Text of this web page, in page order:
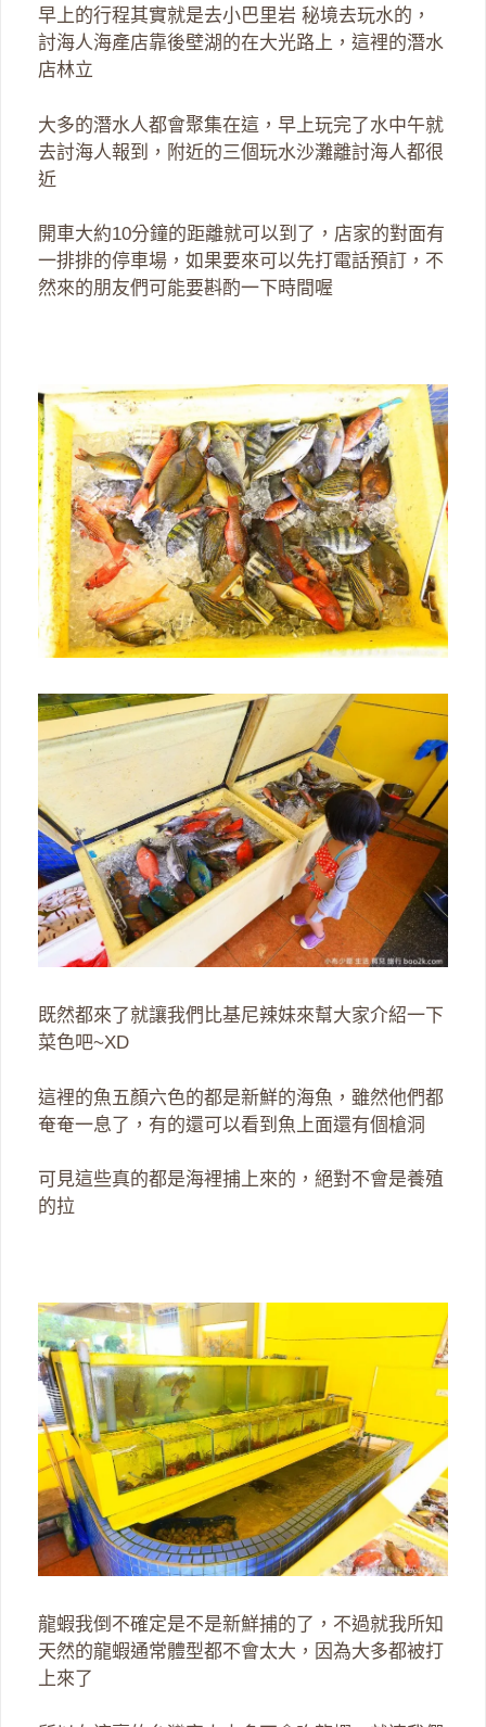
早上的行程其實就是去小巴里岩 秘境去玩水的，
討海人海產店靠後壁湖的在大光路上，這裡的潛水
店林立
大多的潛水人都會聚集在這，早上玩完了水中午就
去討海人報到，附近的三個玩水沙灘離討海人都很
近
開車大約10分鐘的距離就可以到了，店家的對面有
一排排的停車場，如果要來可以先打電話預訂，不
然來的朋友們可能要斟酌一下時間喔
既然都來了就讓我們比基尼辣妹來幫大家介紹一下
菜色吧~XD
這裡的魚五顏六色的都是新鮮的海魚，雖然他們都
奄奄一息了，有的還可以看到魚上面還有個槍洞
可見這些真的都是海裡捕上來的，絕對不會是養殖
的拉
龍蝦我倒不確定是不是新鮮捕的了，不過就我所知
天然的龍蝦通常體型都不會太大，因為大多都被打
上來了